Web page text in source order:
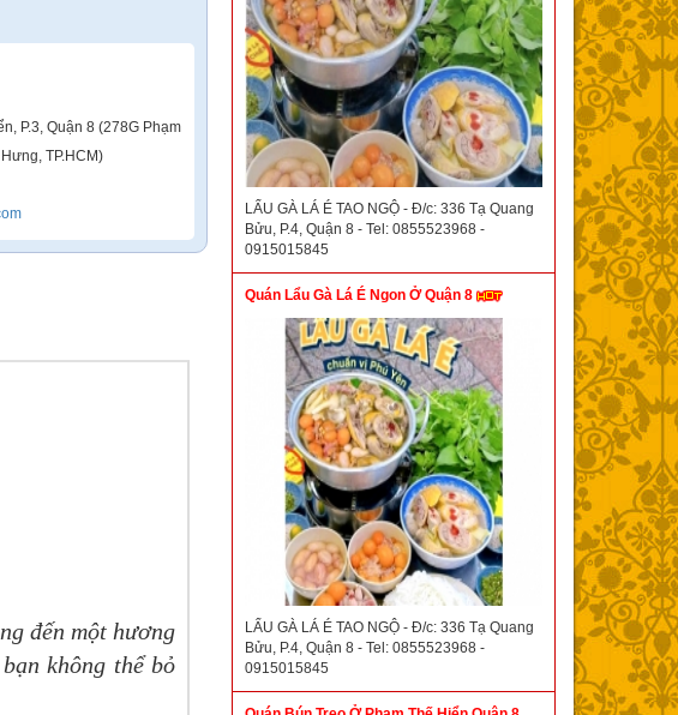
P.3, Quận 8 (278G Phạm
TP.HCM)
đến một hương
không thể bỏ
LẨU GÀ LÁ É TAO NGỘ - Đ/c: 336 Tạ Quang
Bửu, P.4, Quận 8 - Tel: 0855523968 -
0915015845
Quán Lẩu Gà Lá É Ngon Ở Quận 8
LẨU GÀ LÁ É TAO NGỘ - Đ/c: 336 Tạ Quang
Bửu, P.4, Quận 8 - Tel: 0855523968 -
0915015845